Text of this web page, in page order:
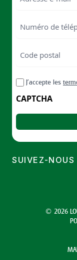
de
postal
postal
RGPDJ’accepte les
CAPTCHA
SUIVEZ-NOUS
© 2026